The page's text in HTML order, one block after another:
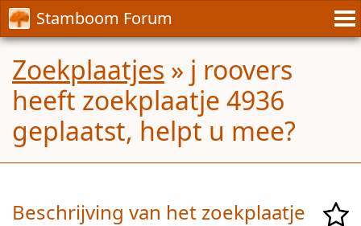
Stamboom Forum
Zoekplaatjes » j roovers
heeft zoekplaatje 4936
geplaatst, helpt u mee?
Beschrijving van het zoekplaatje